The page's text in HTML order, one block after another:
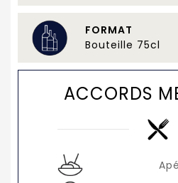
FORMAT
Bouteille 75cl
ACCORDS